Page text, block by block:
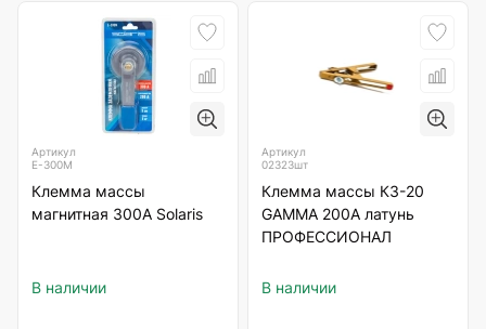
Артикул
Е-300М
Клемма массы
магнитная 300А Solaris
В наличии
Артикул
02323шт
Клемма массы КЗ-20
GAMMA 200А латунь
ПРОФЕССИОНАЛ
В наличии